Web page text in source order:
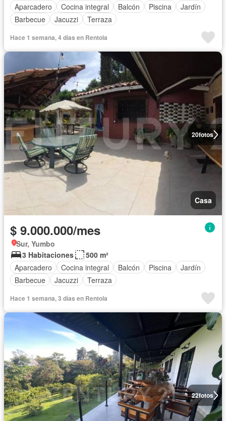
Aparcadero
Cocina integral Balcón Piscina
Jardín
Barbecue
Jacuzzi Terraza
Hace 1 semana, 4 días en Rentola
20fotos
Casa
$ 9.000.000/mes
Sur, Yumbo
3 Habitaciones
500 m²
Aparcadero
Cocina integral Balcón Piscina
Jardín
Barbecue
Jacuzzi Terraza
Hace 1 semana, 3 días en Rentola
22fotos